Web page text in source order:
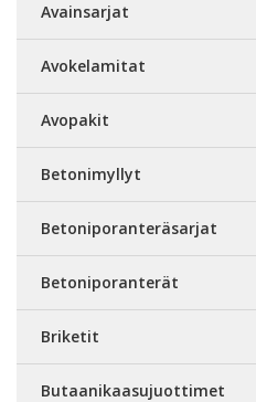
Avainsarjat
Avokelamitat
Avopakit
Betonimyllyt
Betoniporanteräsarjat
Betoniporanterät
Briketit
Butaanikaasujuottimet